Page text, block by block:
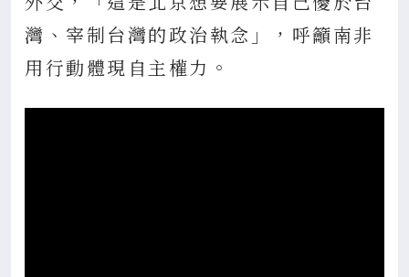
灣、宰制台灣的政治執念」，呼籲南非
用行動體現自主權力。